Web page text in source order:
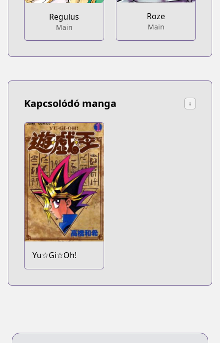
Regulus
Main
Roze
Main
Kapcsolódó manga ↓
Yu☆Gi☆Oh!